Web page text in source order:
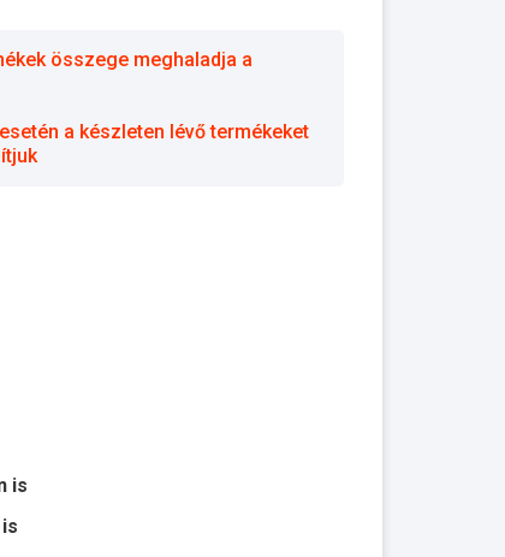
összege meghaladja a
a készleten lévő termékeket
is